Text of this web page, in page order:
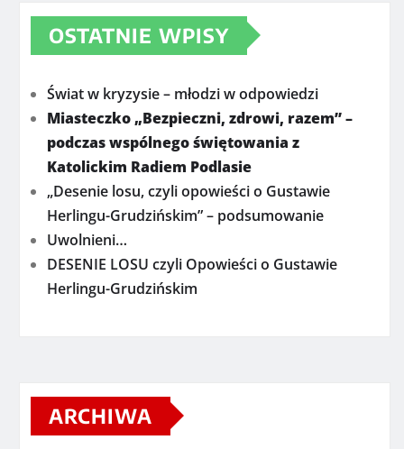
OSTATNIE WPISY
Świat w kryzysie – młodzi w odpowiedzi
Miasteczko „Bezpieczni, zdrowi, razem” –
podczas wspólnego świętowania z
Katolickim Radiem Podlasie
„Desenie losu, czyli opowieści o Gustawie
Herlingu-Grudzińskim” – podsumowanie
Uwolnieni…
DESENIE LOSU czyli Opowieści o Gustawie
Herlingu-Grudzińskim
ARCHIWA